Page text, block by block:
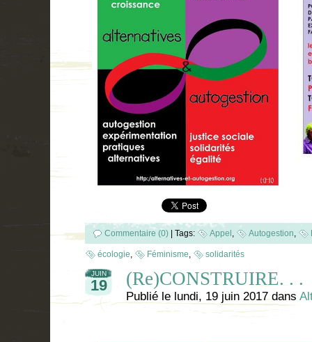
Commentaire (0) Tags: Appel , Autogestion,
écologie, Féminisme, solidarités
JUIN
19 (Re)CONSTRUIRE. . .
Publié le lundi, 19 juin 2017dans